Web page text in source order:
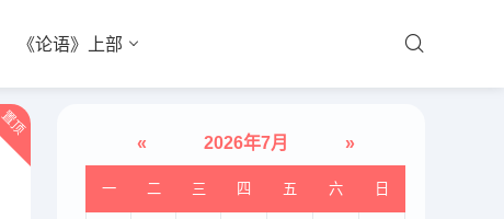
《论语》上部
置顶
« 2026年7月 »
一 二 三 四 五 六 日